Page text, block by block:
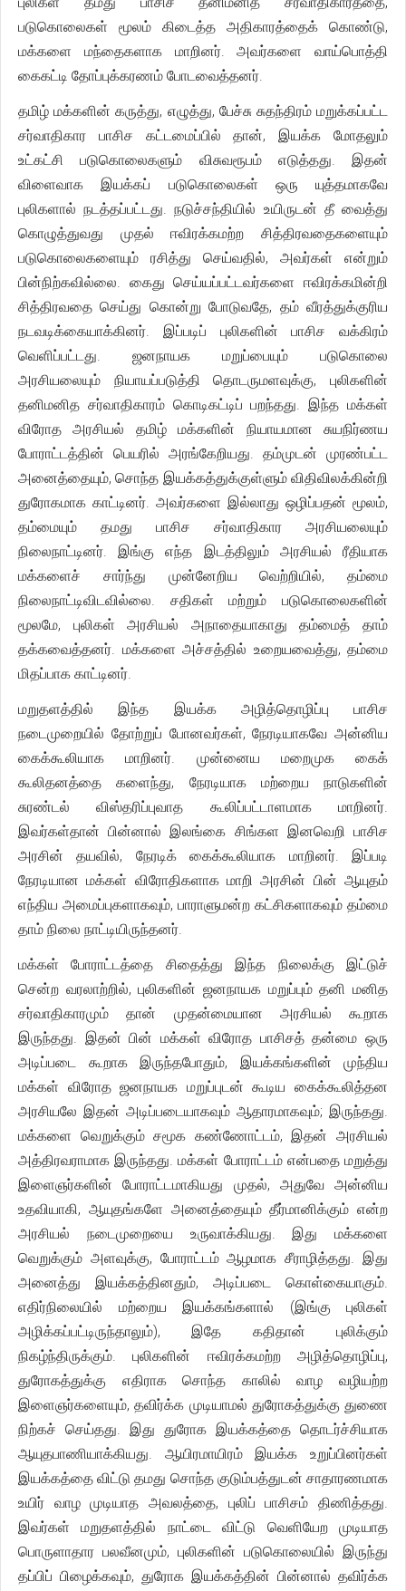
படுகொலைகள் மூலம் கிடைத்த அதிகாரத்தைக் கொண்டு,
மக்களை மந்தைகளாக மாறினர். அவர்களை வாய்பொத்தி
கைகட்டி தோப்புக்கரணம் போடவைத்தனர்.
தமிழ் மக்களின் கருத்து, எழுத்து, பேச்சு சுதந்திரம் மறுக்கப்பட்ட
சர்வாதிகார பாசிச கட்டமைப்பில் தான், இயக்க மோதலும்
உட்கட்சி படுகொலைகளும் விசுவரூபம் எடுத்தது. இதன்
விளைவாக இயக்கப் படுகொலைகள் ஒரு யுத்தமாகவே
புலிகளால் நடத்தப்பட்டது. நடுச்சந்தியில் உயிருடன் தீ வைத்து
கொழுத்துவது முதல் ஈவிரக்கமற்ற சித்திரவதைகளையும்
படுகொலைகளையும் ரசித்து செய்வதில், அவர்கள் என்றும்
பின்நிற்கவில்லை. கைது செய்யப்பட்டவர்களை ஈவிரக்கமின்றி
சித்திரவதை செய்து கொன்று போடுவதே, தம் வீரத்துக்குரிய
நடவடிக்கையாக்கினர். இப்படிப் புலிகளின் பாசிச வக்கிரம்
வெளிப்பட்டது. ஜனநாயக மறுப்பையும் படுகொலை
அரசியலையும் நியாயப்படுத்தி தொடருமளவுக்கு, புலிகளின்
தனிமனித சர்வாதிகாரம் கொடிகட்டிப் பறந்தது. இந்த மக்கள்
விரோத அரசியல் தமிழ் மக்களின் நியாயமான சுயநிர்ணய
போராட்டத்தின் பெயரில் அரங்கேறியது. தம்முடன் முரண்பட்ட
அனைத்தையும், சொந்த இயக்கத்துக்குள்ளும் விதிவிலக்கின்றி
துரோகமாக காட்டினர். அவர்களை இல்லாது ஒழிப்பதன் மூலம்,
தம்மையும் தமது பாசிச சர்வாதிகார அரசியலையும்
நிலைநாட்டினர். இங்கு எந்த இடத்திலும் அரசியல் ரீதியாக
மக்களைச் சார்ந்து முன்னேறிய வெற்றியில், தம்மை
நிலைநாட்டிவிடவில்லை. சதிகள் மற்றும் படுகொலைகளின்
மூலமே, புலிகள் அரசியல் அநாதையாகாது தம்மைத் தாம்
தக்கவைத்தனர். மக்களை அச்சத்தில் உறையவைத்து, தம்மை
மிதப்பாக காட்டினர்.
மறுதளத்தில் இந்த இயக்க அழித்தொழிப்பு பாசிச
நடைமுறையில் தோற்றுப் போனவர்கள், நேரடியாகவே அன்னிய
கைக்கூலியாக மாறினர். முன்னைய மறைமுக கைக்
கூலிதனத்தை களைந்து, நேரடியாக மற்றைய நாடுகளின்
சுரண்டல் விஸ்தரிப்புவாத கூலிப்பட்டாளமாக மாறினர்.
இவர்கள்தான் பின்னால் இலங்கை சிங்கள இனவெறி பாசிச
அரசின் தயவில், நேரடிக் கைக்கூலியாக மாறினர். இப்படி
நேரடியான மக்கள் விரோதிகளாக மாறி அரசின் பின் ஆயுதம்
எந்திய அமைப்புகளாகவும், பாராளுமன்ற கட்சிகளாகவும் தம்மை
தாம் நிலை நாட்டியிருந்தனர்.
மக்கள் போராட்டத்தை சிதைத்து இந்த நிலைக்கு இட்டுச்
சென்ற வரலாற்றில், புலிகளின் ஜனநாயக மறுப்பும் தனி மனித
சர்வாதிகாரமும் தான் முதன்மையான அரசியல் கூறாக
இருந்தது. இதன் பின் மக்கள் விரோத பாசிசத் தன்மை ஒரு
அடிப்படை கூறாக இருந்தபோதும், இயக்கங்களின் முந்திய
மக்கள் விரோத ஜனநாயக மறுப்புடன் கூடிய கைக்கூலித்தன
அரசியலே இதன் அடிப்படையாகவும் ஆதாரமாகவும்; இருந்தது.
மக்களை வெறுக்கும் சமூக கண்ணோட்டம், இதன் அரசியல்
அத்திரவராமாக இருந்தது. மக்கள் போராட்டம் என்பதை மறுத்து
இளைஞர்களின் போராட்டமாகியது முதல், அதுவே அன்னிய
உதவியாகி, ஆயுதங்களே அனைத்தையும் தீர்மானிக்கும் என்ற
அரசியல் நடைமுறையை உருவாக்கியது. இது மக்களை
வெறுக்கும் அளவுக்கு, போராட்டம் ஆழமாக சீராழித்தது. இது
அனைத்து இயக்கத்தினதும், அடிப்படை கொள்கையாகும்.
எதிர்நிலையில் மற்றைய இயக்கங்களால் (இங்கு புலிகள்
அழிக்கப்பட்டிருந்தாலும்), இதே கதிதான் புலிக்கும்
நிகழ்ந்திருக்கும். புலிகளின் ஈவிரக்கமற்ற அழித்தொழிப்பு,
துரோகத்துக்கு எதிராக சொந்த காலில் வாழ வழியற்ற
இளைஞர்களையும், தவிர்க்க முடியாமல் துரோகத்துக்கு துணை
நிற்கச் செய்தது. இது துரோக இயக்கத்தை தொடர்ச்சியாக
ஆயுதபாணியாக்கியது. ஆயிரமாயிரம் இயக்க உறுப்பினர்கள்
இயக்கத்தை விட்டு தமது சொந்த குடும்பத்துடன் சாதாரணமாக
உயிர் வாழ முடியாத அவலத்தை, புலிப் பாசிசம் திணித்தது.
இவர்கள் மறுதளத்தில் நாட்டை விட்டு வெளியேற முடியாத
பொருளாதார பலவீனமும், புலிகளின் படுகொலையில் இருந்து
தப்பிப் பிழைக்கவும், துரோக இயக்கத்தின் பின்னால் தவிர்க்க